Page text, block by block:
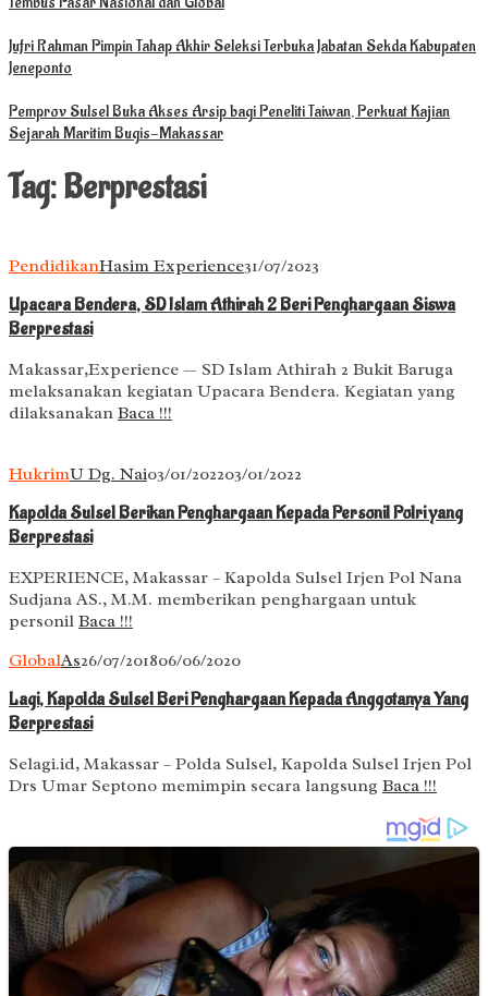
Jufri Rahman Pimpin Tahap Akhir Seleksi Terbuka Jabatan Sekda Kabupaten
Jeneponto
Pemprov Sulsel Buka Akses Arsip bagi Peneliti Taiwan, Perkuat Kajian
Sejarah Maritim Bugis-Makassar
Tag:Berprestasi
PendidikanHasim Experience31/07/2023
Upacara Bendera, SD Islam Athirah 2 Beri Penghargaan Siswa
Berprestasi
Makassar,Experience — SD Islam Athirah 2 Bukit Baruga
melaksanakan kegiatan Upacara Bendera. Kegiatan yang
dilaksanakan Baca !!!
HukrimU Dg. Nai03/01/202203/01/2022
Kapolda Sulsel Berikan Penghargaan Kepada Personil Polri yang
Berprestasi
EXPERIENCE, Makassar – Kapolda Sulsel Irjen Pol Nana
Sudjana AS., M.M. memberikan penghargaan untuk
personil Baca !!!
GlobalAs26/07/201806/06/2020
Lagi, Kapolda Sulsel Beri Penghargaan Kepada Anggotanya Yang
Berprestasi
Selagi.id, Makassar – Polda Sulsel, Kapolda Sulsel Irjen Pol
Drs Umar Septono memimpin secara langsung Baca !!!